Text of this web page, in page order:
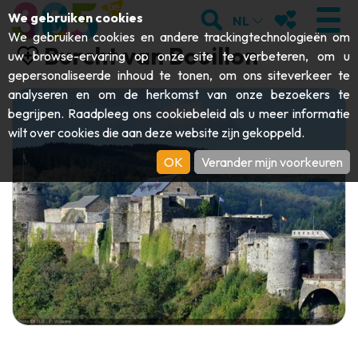
BEZOEKEN
Abdijen & religieuze monumenten
Kunst
Ambachten & knowhow
Kastelen, citadellen & belforten
Folklore & lokale geschiedenis
ONTDEKKEN
Grotten
Tuinen, parken & natuursites
Aquariums, dierenparken & -tuinen
BEWEGEN
Toeristische boten & cruises
Railbikes & toeristische treinen
Kajaks
EVENEMENTEN
DE LEUKSTE ACTIVITEITEN VOOR
DEZE ZOMER
ZOEKEN
NL MIJN
Burcht van Bouillon
We gebruiken cookies
We gebruiken cookies en andere trackingtechnologieën om
uw browse-ervaring op onze site te verbeteren, om u
gepersonaliseerde inhoud te tonen, om ons siteverkeer te
analyseren en om de herkomst van onze bezoekers te
begrijpen. Raadpleeg ons cookiebeleidals u meer informatie
wilt over cookies die aan deze website zijn gekoppeld.
OK
Verander mijn voorkeuren